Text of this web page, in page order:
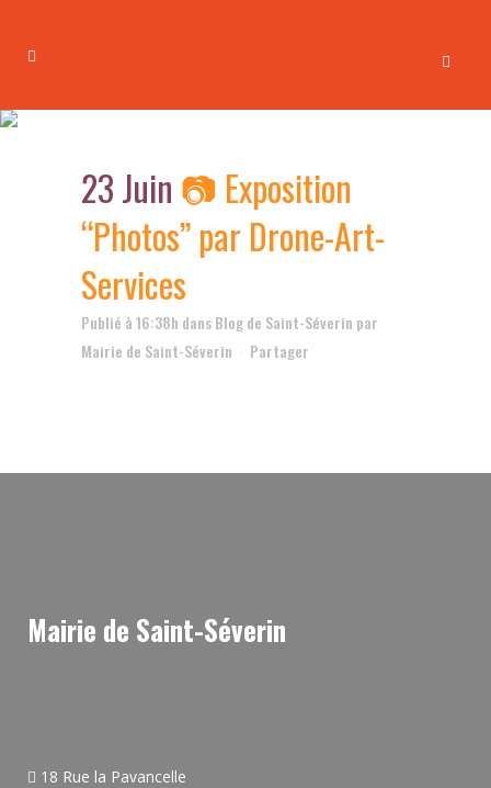
23 Juin 📷 Exposition
“Photos” par Drone-Art-
Services
Publié à 16:38h dansBlog de Saint-Séverin par
Mairie de Saint-Séverin
Partager
Mairie de Saint-Séverin
18 Rue la Pavancelle